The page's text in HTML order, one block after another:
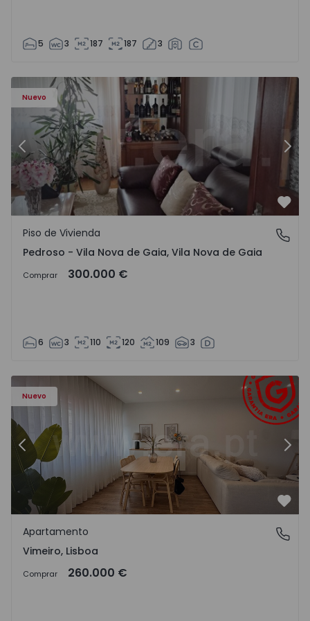
5 3 187 187 3
Nuevo
- 1575635 - 12
Piso de Vivienda T6 Vila Nova de Gaia, Pedroso e
Anterior
Pedroso - Vila Nova de Gaia, Vila Nova de Gaia
Piso de Vivienda
Pedroso - Vila Nova de Gaia, Vila Nova de Gaia
Comprar 300.000 €
6 3 110 120 109 3
Nuevo
Apartamento T1 Lourinhã, Vimeiro - 1575406 - 1
Anterior
Vimeiro, Lisboa
Apartamento
Vimeiro, Lisboa
Comprar 260.000 €